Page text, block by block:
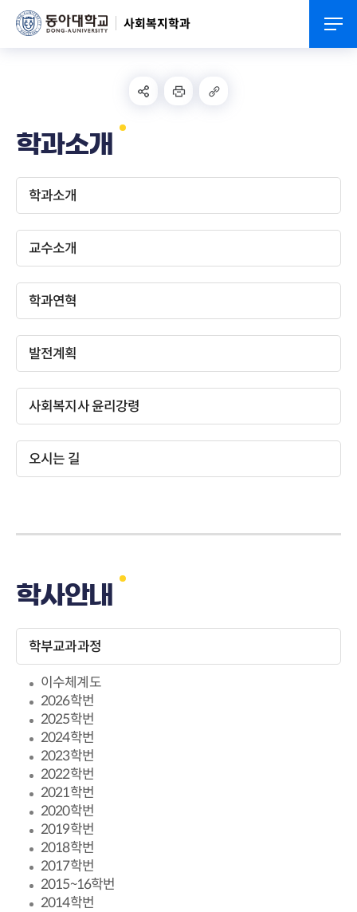
사회복지학과
학과소개
학과소개
교수소개
학과연혁
발전계획
사회복지사 윤리강령
오시는 길
학사안내
학부교과과정
이수체계도
2026학번
2025학번
2024학번
2023학번
2022학번
2021학번
2020학번
2019학번
2018학번
2017학번
2015~16학번
2014학번